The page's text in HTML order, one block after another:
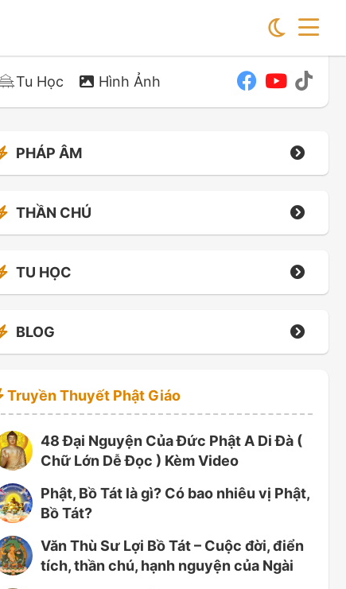
Tu Học Hình Ảnh
PHÁP ÂM
THẦN CHÚ
TU HỌC
BLOG
Truyền Thuyết Phật Giáo
48 Đại Nguyện Của Đức Phật A Di Đà (
Chữ Lớn Dễ Đọc ) Kèm Video
Phật, Bồ Tát là gì? Có bao nhiêu vị Phật,
Bồ Tát?
Văn Thù Sư Lợi Bồ Tát – Cuộc đời, điển
tích, thần chú, hạnh nguyện của Ngài